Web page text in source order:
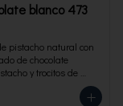
blanco 473
pistacho natural con
de chocolate
y trocitos de
473 ml, rinde 4